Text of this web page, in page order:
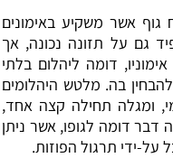
גוף אשר משקיע באימונים
גם על תזונה נכונה, אך
דומה ליהלום בלתי
בה. מלטש היהלומים
ומגלה תחילה קצה אחד,
דבר דומה לגופו, אשר ניתן
על-ידי ‏תרגול הפוזות.